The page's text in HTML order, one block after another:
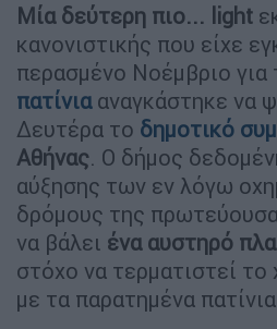
Μία δεύτερη πιο... light
κανονιστικής που είχε
περασμένο Νοέμβριο για
πατίνιααναγκάστηκε να
Δευτέρα το δημοτικό
Αθήνας. Ο δήμος
αύξησης των εν λόγω
δρόμους της
να βάλει ένα αυστηρό
στόχο να τερματιστεί το
με τα παρατημένα